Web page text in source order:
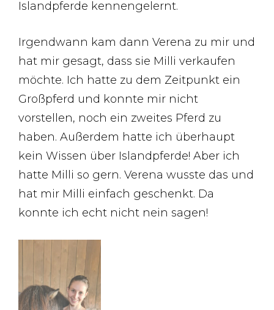
Islandpferde kennengelernt.
Irgendwann kam dann Verena zu mir und
hat mir gesagt, dass sie Milli verkaufen
möchte. Ich hatte zu dem Zeitpunkt ein
Großpferd und konnte mir nicht
vorstellen, noch ein zweites Pferd zu
haben. Außerdem hatte ich überhaupt
kein Wissen über Islandpferde! Aber ich
hatte Milli so gern. Verena wusste das und
hat mir Milli einfach geschenkt. Da
konnte ich echt nicht nein sagen!